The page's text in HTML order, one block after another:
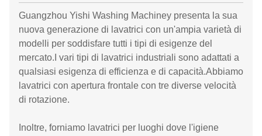
Guangzhou Yishi Washing Machiney presenta la sua
nuova generazione di lavatrici con un'ampia varietà di
modelli per soddisfare tutti i tipi di esigenze del
mercato.I vari tipi di lavatrici industriali sono adattati a
qualsiasi esigenza di efficienza e di capacità.Abbiamo
lavatrici con apertura frontale con tre diverse velocità
di rotazione.
Inoltre, forniamo lavatrici per luoghi dove l'igiene